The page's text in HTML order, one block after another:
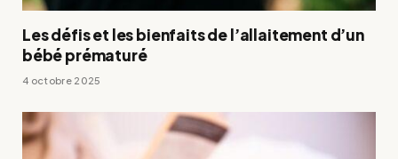
Les défis et les bienfaits de l’allaitement d’un
bébé prématuré
4 octobre 2025